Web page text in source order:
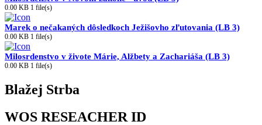
0.00 KB 1 file(s)
Marek o nečakaných dôsledkoch Ježišovho zľutovania (LB 3)
0.00 KB 1 file(s)
Milosrdenstvo v živote Márie, Alžbety a Zachariáša (LB 3)
0.00 KB 1 file(s)
Blažej Strba
WOS RESEACHER ID